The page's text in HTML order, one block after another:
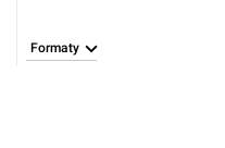
Formaty